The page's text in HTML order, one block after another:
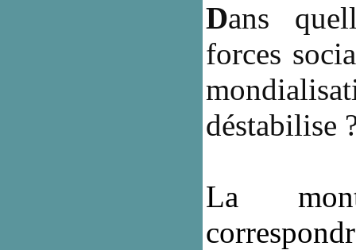
Dans
forces
déstabilise
La